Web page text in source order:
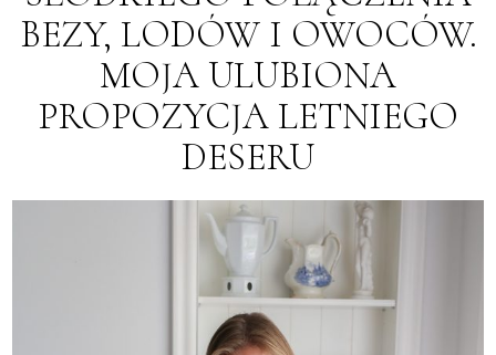
BEZY, LODÓW I OWOCÓW.
MOJA ULUBIONA
PROPOZYCJA LETNIEGO
DESERU